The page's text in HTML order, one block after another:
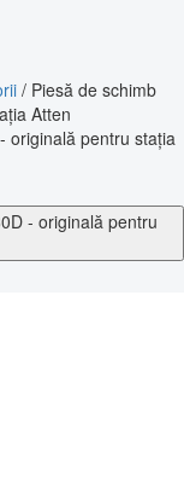
/ Piesă de schimb
Atten